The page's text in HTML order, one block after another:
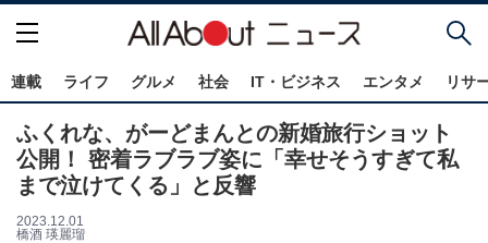
連載 ライフ グルメ 社会 IT・ビジネス エンタメ リサ
ふくれな、がーどまんとの新婚旅行ショット
公開！ 密着ラブラブ姿に「幸せそうすぎて私
まで泣けてくる」と反響
2023.12.01
橋酒 瑛麗瑠